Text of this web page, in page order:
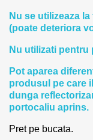
Nu se utilizeaza
(poate deteriora
Nu utilizati pentru
Pot aparea
produsul pe care
dunga
portocaliu aprins.
Pret pe bucata.